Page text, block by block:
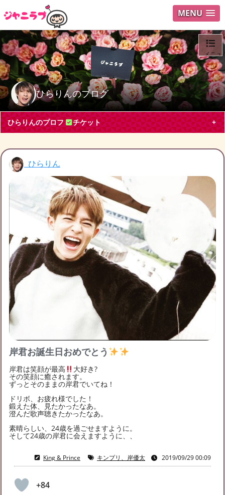
MENU
ひらりんのブログ
メニュ
ログイ
Search
ひらりんのプロフ チケット
ひらりん
愛知県 専業主婦50代
King & Prince, SixTONES, Snow Man
平野紫耀
平野君筆頭にキンプリ大好きです。もちろんNumber_iも！最
近スノストのライブにも行きたいです。よろしくお願いしま
す。Number_i仲間も募集中です！
ブログ投稿 22 3101
フォロー フォロワー
ひらりんのチケット募集 投稿あり
Number_iお譲りください
Number_iツアー、落選してしまいました。 名古屋
を求めています。 行けなくなった等ありましたら
King & Prince ピース お譲りください
キンプリのツアー、ピース 愛知、神奈川、大阪で1～
2枚お譲り願います。 お互い不安のない様に努めます
ひらりんのブログ月別アーカイブ
2020年9月(4) 2020年5月(2)
2019年9月(1) 2019年7月
2019年5月
2019年2月
ひらりん
岸君お誕生日おめでとう
岸君は笑顔が最高 大好き?
その笑顔に癒されます。
ずっとそのままの岸君でいてね！
ドリボ、お疲れ様でした！
鍛えた体、見たかったなあ。
澄んだ歌声聴きたかったなあ。
素晴らしい、24歳を過ごせますように。
そして24歳の岸君に会えますように、、
King & Prince キンプリ、岸優太 2019/09/29 00:09
+84